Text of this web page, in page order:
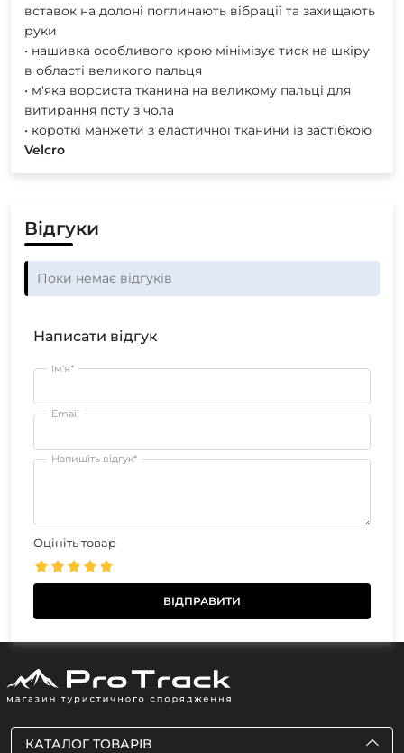
вставок на долоні поглинають вібрації та захищають
руки
• нашивка особливого крою мінімізує тиск на шкіру
в області великого пальця
• м'яка ворсиста тканина на великому пальці для
витирання поту з чола
• короткі манжети з еластичної тканини із застібкою
Velcro
Відгуки
Поки немає відгуків
Написати відгук
Ім'я*
Email
Напишіть відгук*
Оцініть товар
КАТАЛОГ ТОВАРІВ